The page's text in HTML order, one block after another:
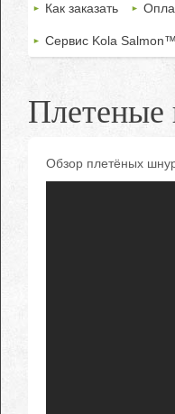
Как заказать
Сервис Kola
Обзор плетёных